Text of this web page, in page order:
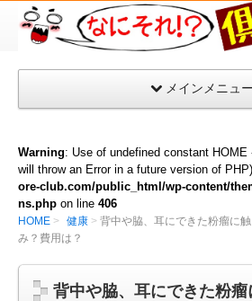
な
そ
部
メインメニュー
Warning: Use of undefined constant
will throw an Error in a future version of
ore-club.com/public_html/wp-content/
ns.php on line 406
HOME 健康
背中や脇、耳にできた粉瘤に
み？費用は？
背中や脇、耳にできた粉瘤